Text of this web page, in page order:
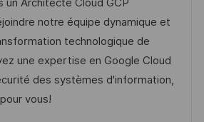
e
e
m
p
l
e
g
o
r
un Architecte Cloud GCP
notre équipe dynamique et
technologique de
une expertise en Google Cloud
des systèmes d'information,
vous!